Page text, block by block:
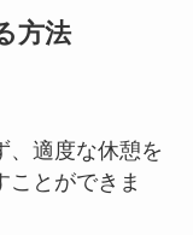
方法
、適度な休憩を
ことができま